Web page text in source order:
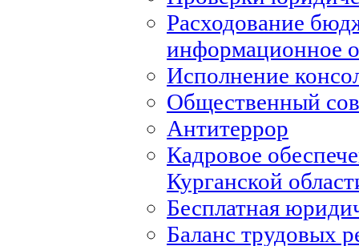
Расходование
информационное
Исполнение
Общественный
Антитеррор
Кадровое
Курганской
Бесплатная
Баланс трудовых